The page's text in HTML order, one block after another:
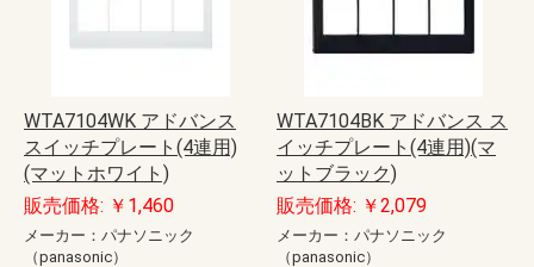
WTA7104WK アドバンス
スイッチプレート(4連用)
(マットホワイト)
販売価格: ￥1,460
メーカー：パナソニック
（panasonic）
WTA7104BK アドバンス ス
イッチプレート(4連用)(マ
ットブラック)
販売価格: ￥2,079
メーカー：パナソニック
（panasonic）